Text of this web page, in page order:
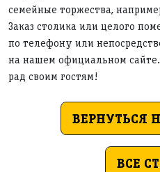
семейные торжества,
Заказ столика или целого
по телефону или
на нашем официальном
рад своим гостям!
ВЕРНУТЬСЯ
ВСЕ